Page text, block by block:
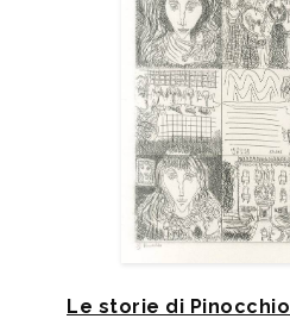
Le storie di